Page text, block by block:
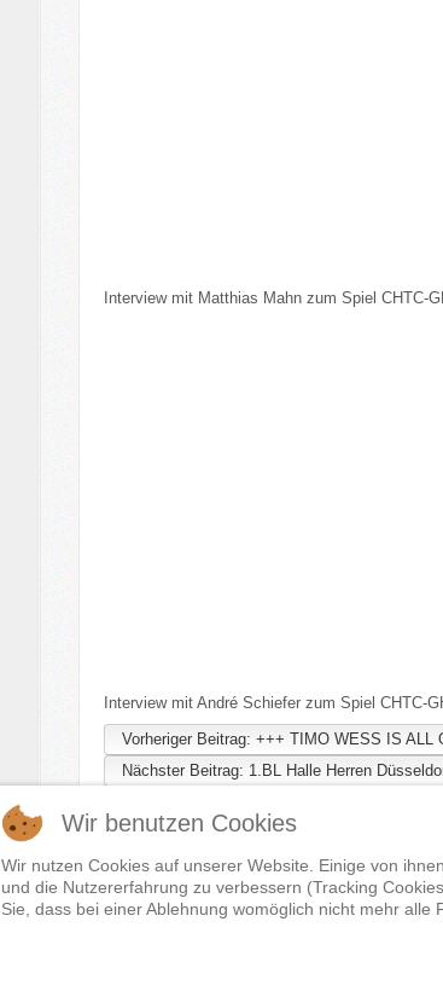
Interview mit Matthias Mahn zum Spiel CHTC-
Interview mit André Schiefer zum Spiel CHTC-
Vorheriger Beitrag: +++ TIMO WESS IS
Nächster Beitrag: 1.BL Halle Herren
Wir benutzen Cookies
Wir nutzen Cookies auf unserer Website. Einige von
und die Nutzererfahrung zu verbessern (Tracking
Sie, dass bei einer Ablehnung womöglich nicht mehr alle